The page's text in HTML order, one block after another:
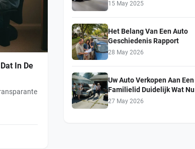
In De
15 May 2025
Het Belang Van Een Auto
Geschiedenis Rapport
28 May 2026
Uw Auto Verkopen Aan Een
Familielid Duidelijk Wat Nu
27 May 2026